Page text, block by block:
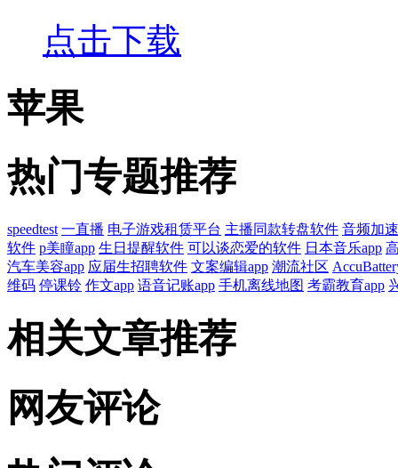
点击下载
苹果
热门专题推荐
speedtest 一直播 电子游戏租赁平台 主播同款转盘软件 音频加
软件 p美瞳app 生日提醒软件 可以谈恋爱的软件 日本音乐app
汽车美容app 应届生招聘软件 文案编辑app 潮流社区
维码 停课铃 作文app 语音记账app 手机离线地图 考霸教育app
相关文章推荐
网友评论